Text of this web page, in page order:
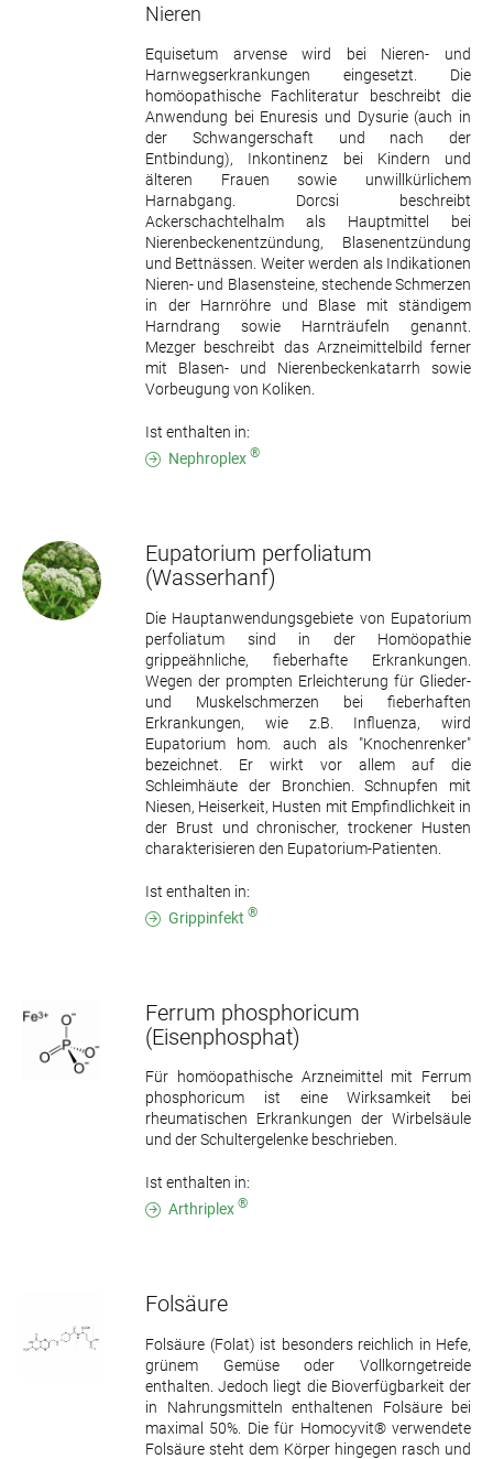
Nieren
Equisetum arvense wird bei Nieren- und
Harnwegserkrankungen eingesetzt. Die
homöopathische Fachliteratur beschreibt die
Anwendung bei Enuresis und Dysurie (auch in
der Schwangerschaft und nach der
Entbindung), Inkontinenz bei Kindern und
älteren Frauen sowie unwillkürlichem
Harnabgang. Dorcsi beschreibt
Ackerschachtelhalm als Hauptmittel bei
Nierenbeckenentzündung, Blasenentzündung
und Bettnässen. Weiter werden als Indikationen
Nieren- und Blasensteine, stechende Schmerzen
in der Harnröhre und Blase mit ständigem
Harndrang sowie Harnträufeln genannt.
Mezger beschreibt das Arzneimittelbild ferner
mit Blasen- und Nierenbeckenkatarrh sowie
Vorbeugung von Koliken.
Ist enthalten in:
Nephroplex ®
Eupatorium perfoliatum
(Wasserhanf)
Die Hauptanwendungsgebiete von Eupatorium
perfoliatum sind in der Homöopathie
grippeähnliche, fieberhafte Erkrankungen.
Wegen der prompten Erleichterung für Glieder-
und Muskelschmerzen bei fieberhaften
Erkrankungen, wie z.B. Influenza, wird
Eupatorium hom. auch als "Knochenrenker"
bezeichnet. Er wirkt vor allem auf die
Schleimhäute der Bronchien. Schnupfen mit
Niesen, Heiserkeit, Husten mit Empfindlichkeit in
der Brust und chronischer, trockener Husten
charakterisieren den Eupatorium-Patienten.
Ist enthalten in:
Grippinfekt ®
Ferrum phosphoricum
(Eisenphosphat)
Für homöopathische Arzneimittel mit Ferrum
phosphoricum ist eine Wirksamkeit bei
rheumatischen Erkrankungen der Wirbelsäule
und der Schultergelenke beschrieben.
Ist enthalten in:
Arthriplex ®
Folsäure
Folsäure (Folat) ist besonders reichlich in Hefe,
grünem Gemüse oder Vollkorngetreide
enthalten. Jedoch liegt die Bioverfügbarkeit der
in Nahrungsmitteln enthaltenen Folsäure bei
maximal 50%. Die für Homocyvit® verwendete
Folsäure steht dem Körper hingegen rasch und